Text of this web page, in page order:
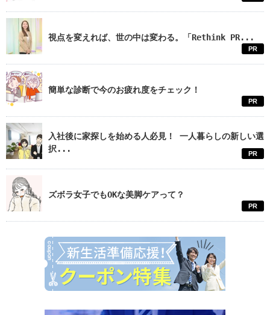
視点を変えれば、世の中は変わる。「Rethink PR...
PR
簡単な診断で今のお疲れ度をチェック！
PR
入社後に家探しを始める人必見！ 一人暮らしの新しい選
択...
PR
ズボラ女子でもOKな美脚ケアって？
PR